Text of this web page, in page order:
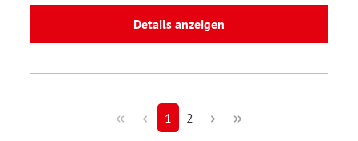
Details anzeigen
1 2